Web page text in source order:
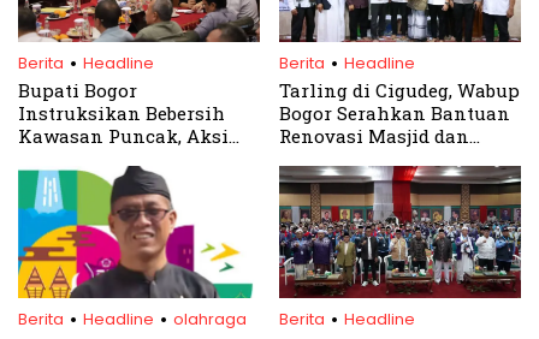
Berita . Headline
Bupati Bogor
Instruksikan Bebersih
Kawasan Puncak, Aksi
Berita . Headline
Tarling di Cigudeg, Wabup
Bogor Serahkan Bantuan
Renovasi Masjid dan
Berita . Headline . olahraga Berita . Headline